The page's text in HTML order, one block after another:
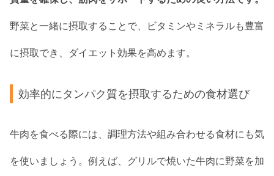
野菜と一緒に摂取することで、ビタミンやミネラルも豊富
に摂取でき、ダイエット効果を高めます。
効率的にタンパク質を摂取するための食材選び
牛肉を食べる際には、調理方法や組み合わせる食材にも気
を使いましょう。例えば、グリルで焼いた牛肉に野菜を加